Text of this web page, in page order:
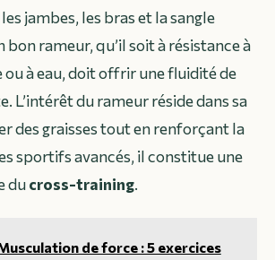
jambes, les bras et la sangle
bon rameur, qu’il soit à résistance à
ou à eau, doit offrir une fluidité de
L’intérêt du rameur réside dans sa
des graisses tout en renforçant la
sportifs avancés, il constitue une
ducross-training.
de force : 5 exercices